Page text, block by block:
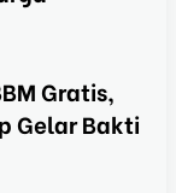
Gratis,
Gelar Bakti